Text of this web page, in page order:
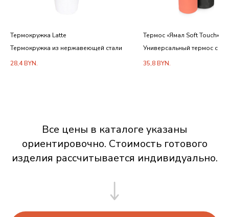
Термокружка Latte
Термокружка из нержавеющей стали
28,4BYN.
Термос «Ямал Soft Touch» с
Универсальный термос с
35,8BYN.
Все цены в каталоге указаны
ориентировочно. Стоимость готового
изделия рассчитывается индивидуально.